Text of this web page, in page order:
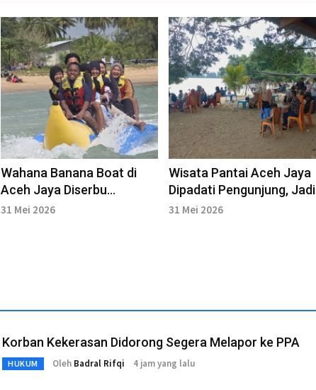
Wahana Banana Boat di
Aceh Jaya Diserbu
Wisatawan
31 Mei 2026
Wisata Pantai Aceh Jaya
Dipadati Pengunjung, Jadi
Favorit Liburan Keluarga
31 Mei 2026
Korban Kekerasan Didorong Segera Melapor ke PPA
HUKUM Oleh Badral Rifqi 4 jam yang lalu